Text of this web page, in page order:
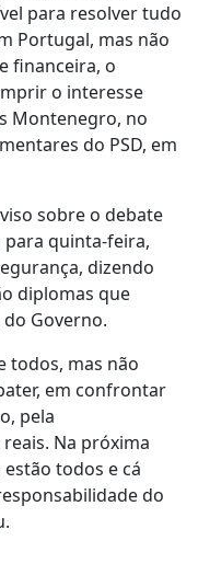
para resolver tudo
Portugal, mas não
financeira, o
o interesse
Montenegro, no
do PSD, em
sobre o debate
quinta-feira,
dizendo
diplomas que
Governo.
todos, mas não
em confrontar
pela
Na próxima
todos e cá
do